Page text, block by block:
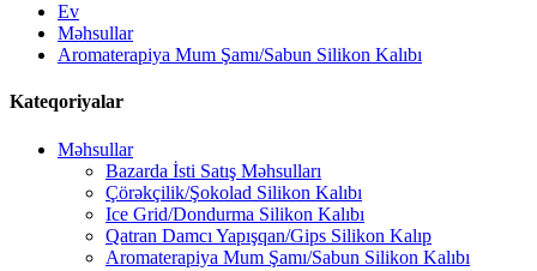
Ev
Məhsullar
Aromaterapiya Mum Şamı/Sabun Silikon Kalıbı
Kateqoriyalar
Məhsullar
Bazarda İsti Satış Məhsulları
Çörəkçilik/Şokolad Silikon Kalıbı
Ice Grid/Dondurma Silikon Kalıbı
Qatran Damcı Yapışqan/Gips Silikon Kalıp
Aromaterapiya Mum Şamı/Sabun Silikon Kalıbı